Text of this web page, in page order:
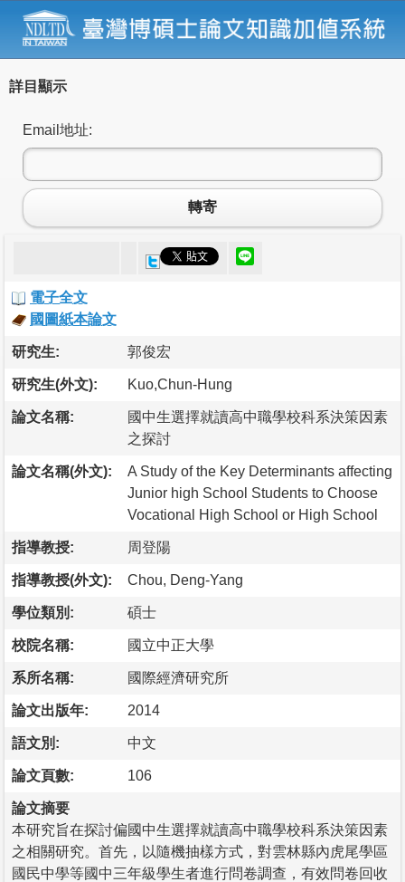
詳目顯示
Email地址:
轉寄
電子全文
國圖紙本論文
研究生: 郭俊宏
研究生(外文): Kuo,Chun-Hung
論文名稱:
國中生選擇就讀高中職學校科系決策因素
之探討
論文名稱(外文):
A Study of the Key Determinants affecting
Junior high School Students to Choose
Vocational High School or High School
指導教授: 周登陽
指導教授(外文): Chou, Deng-Yang
學位類別: 碩士
校院名稱: 國立中正大學
系所名稱: 國際經濟研究所
論文出版年: 2014
語文別: 中文
論文頁數: 106
論文摘要
本研究旨在探討偏國中生選擇就讀高中職學校科系決策因素
之相關研究。首先，以隨機抽樣方式，對雲林縣內虎尾學區
國民中學等國中三年級學生者進行問卷調查，有效問卷回收